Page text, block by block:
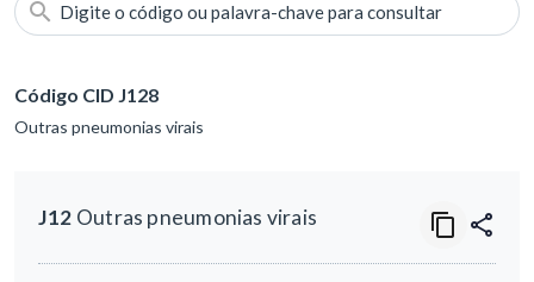
Digite o código ou palavra-chave para consultar
Código CID J128
Outras pneumonias virais
J12 Outras pneumonias virais